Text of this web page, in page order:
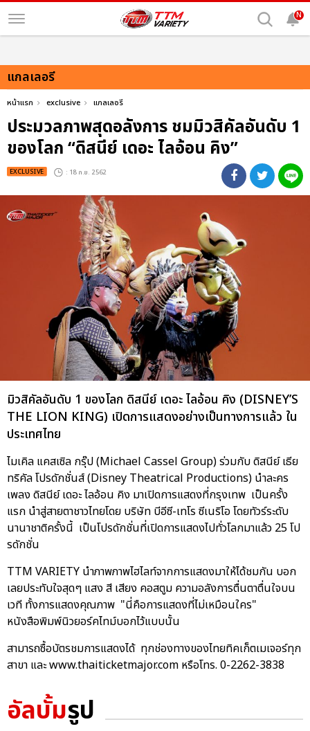
N
แกลเลอรี
หน้าแรก exclusive แกลเลอรี
ประมวลภาพสุดอลังการ ชมมิวสิคัลอันดับ 1
ของโลก “ดิสนีย์ เดอะ ไลอ้อน คิง”
EXCLUSIVE : 18 ก.ย. 2562
มิวสิคัลอันดับ 1 ของโลก ดิสนีย์ เดอะ ไลอ้อน คิง (DISNEY’S
THE LION KING) เปิดการแสดงอย่างเป็นทางการแล้ว ใน
ประเทศไทย
ไมเคิล แคสเซิล กรุ๊ป (Michael Cassel Group) ร่วมกับ ดิสนีย์ เธีย
ทริคัล โปรดักชั่นส์ (Disney Theatrical Productions) นำละคร
เพลง ดิสนีย์ เดอะ ไลอ้อน คิง มาเปิดการแสดงที่กรุงเทพ เป็นครั้ง
แรก นำสู่สายตาชาวไทยโดย บริษัท บีอีซี-เทโร ซีเนริโอ โดยทัวร์ระดับ
นานาชาติครั้งนี้ เป็นโปรดักชั่นที่เปิดการแสดงไปทั่วโลกมาแล้ว 25 โป
รดักชั่น
TTM VARIETY นำภาพภาพไฮไลท์จากการแสดงมาให้ได้ชมกัน บอก
เลยประทับใจสุดๆ แสง สี เสียง คอสตูม ความอลังการตื่นตาตื่นใจบน
เวที ทั้งการแสดงคุณภาพ "นี่คือการแสดงที่ไม่เหมือนใคร"
หนังสือพิมพ์นิวยอร์คไทม์บอกไว้แบบนั้น
สามารถซื้อบัตรชมการแสดงได้ ทุกช่องทางของไทยทิคเก็ตเมเจอร์ทุก
สาขา และ www.thaiticketmajor.com หรือโทร. 0-2262-3838
อัลบั้มรูป